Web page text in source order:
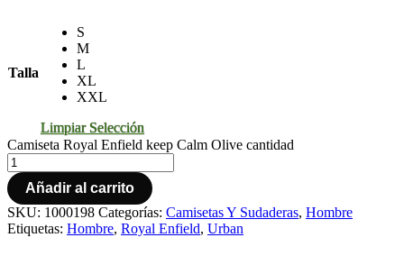
Talla
S
M
L
XL
XXL
Limpiar Selección
Camiseta Royal Enfield keep Calm Olive cantidad
Añadir al carrito
SKU: 1000198 Categorías: Camisetas Y Sudaderas, Hombre
Etiquetas: Hombre, Royal Enfield, Urban